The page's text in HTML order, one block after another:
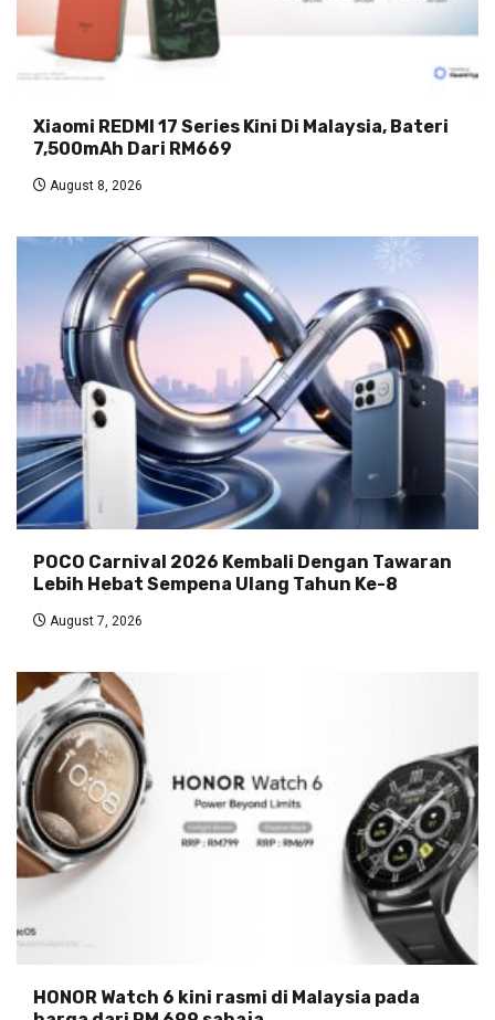
Xiaomi REDMI 17 Series Kini Di Malaysia, Bateri
7,500mAh Dari RM669
August 8, 2026
POCO Carnival 2026 Kembali Dengan Tawaran
Lebih Hebat Sempena Ulang Tahun Ke-8
August 7, 2026
HONOR Watch 6 kini rasmi di Malaysia pada